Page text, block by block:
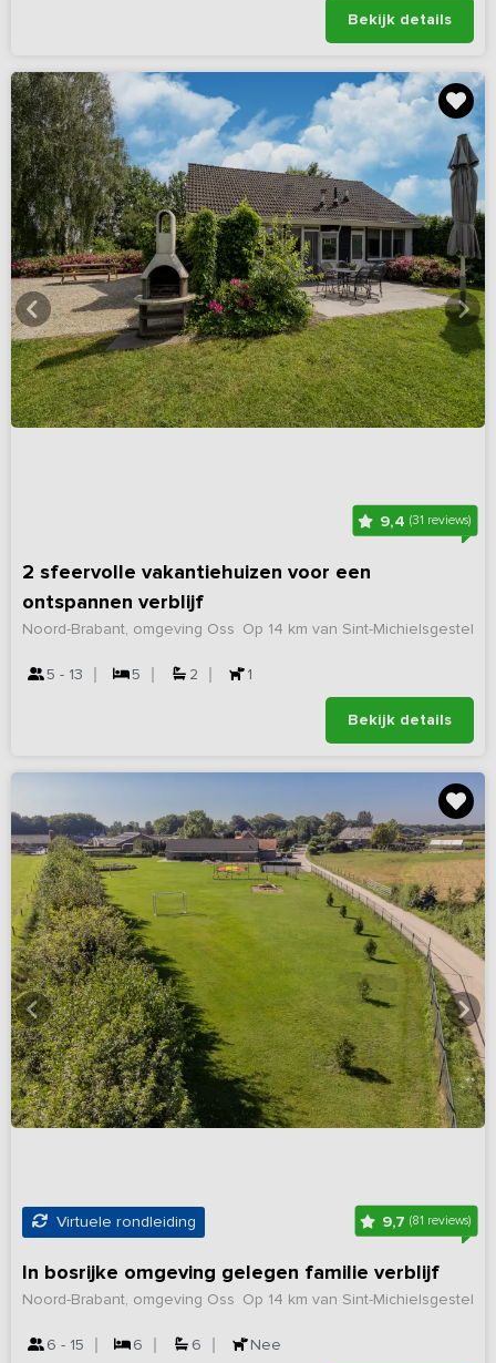
Bekijk details
9,4(31 reviews)
2 sfeervolle vakantiehuizen voor een
ontspannen verblijf
Op 14 km van Sint-Michielsgestel
Noord-Brabant, omgeving Oss
5 - 13 5 2 1
Bekijk details
Virtuele rondleiding 9,7(81 reviews)
In bosrijke omgeving gelegen familie verblijf
Op 14 km van Sint-Michielsgestel
Noord-Brabant, omgeving Oss
6 - 15 6 6 Nee